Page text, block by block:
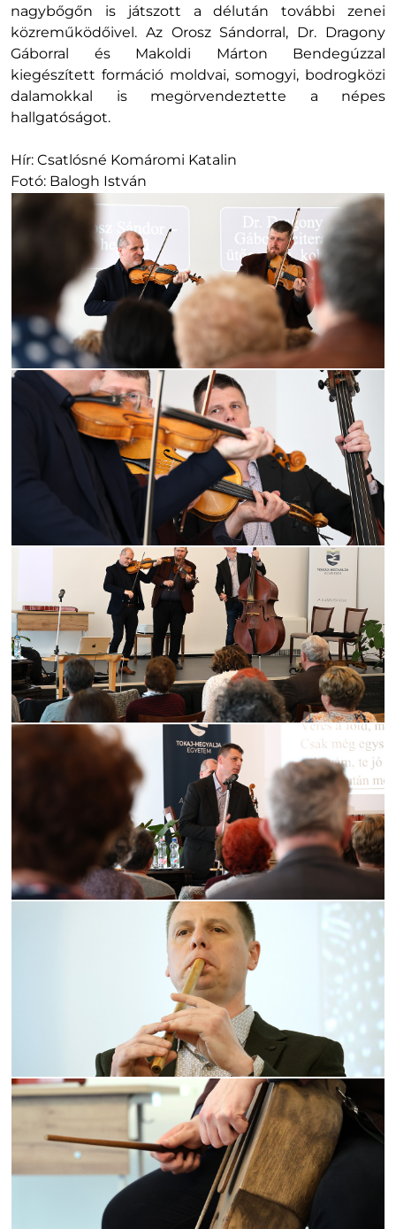
nagybőgőn is játszott a délután további zenei
közreműködőivel. Az Orosz Sándorral, Dr. Dragony
Gáborral és Makoldi Márton Bendegúzzal
kiegészített formáció moldvai, somogyi, bodrogközi
dalamokkal is megörvendeztette a népes
hallgatóságot.
Hír: Csatlósné Komáromi Katalin
Fotó: Balogh István